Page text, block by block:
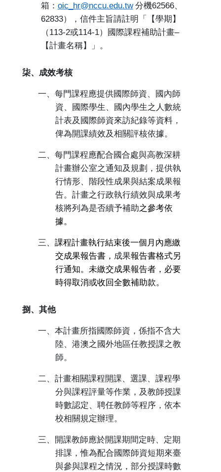
箱： oic_hr@nccu.edu.tw 分機62566、
62833），信件主旨請註明「【學期】
（113-2或114-1）國際課程補助計畫–
【計畫名稱】」。
柒、成效考核
一、每門課程應提供國際師資、國內師
資、國際學生、國內學生之人數統
計表及國際師資來訪紀錄等資料，
俾為開課績效及相關評核依據。
二、每門課程應配合國合處與高教深耕
計畫辦公室之通知及規劃，提供執
行情形、階段性成果與結案成果報
告。計畫之行政執行績效與成果考
核將列為是否續予補助之參考依
據。
三、 課程計畫執行結束後一個月內應繳
交成果報告書， 成果報告書格式另
行通知。未繳交成果報告者，必要
時得取消或收回全數補助款。
捌、其他
一、本計畫所指國際師資，係指不含大
陸、港澳之國外地區任教授課之教
師。
二、計畫相關課程開課、選課、課程學
分與課程評量等作業，及教師授課
時數認定、聘任教師等程序，依本
校相關規定辦理。
三、開課教師應於開課期間定時、定期
排課，惟為配合國際師資短期來臺
與參與課程之情況，部分授課時數